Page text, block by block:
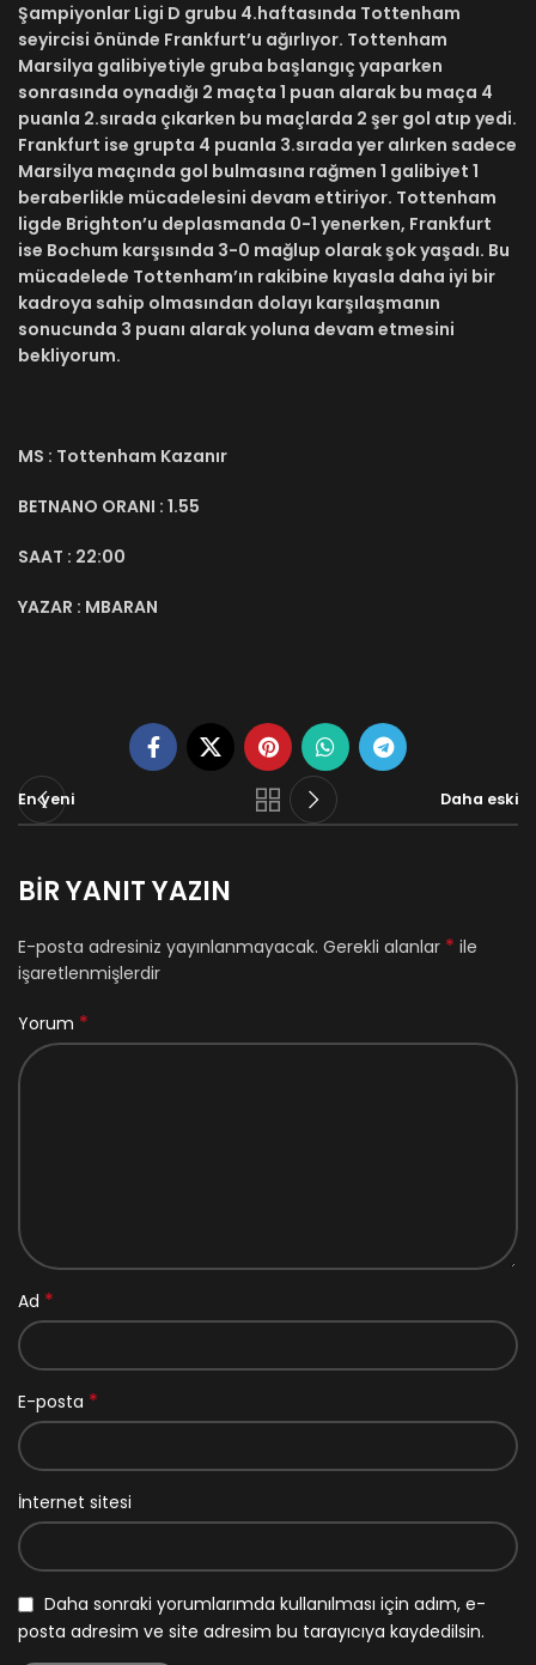
Şampiyonlar Ligi D grubu 4.haftasında Tottenham
seyircisi önünde Frankfurt’u ağırlıyor. Tottenham
Marsilya galibiyetiyle gruba başlangıç yaparken
sonrasında oynadığı 2 maçta 1 puan alarak bu maça 4
puanla 2.sırada çıkarken bu maçlarda 2 şer gol atıp yedi.
Frankfurt ise grupta 4 puanla 3.sırada yer alırken sadece
Marsilya maçında gol bulmasına rağmen 1 galibiyet 1
beraberlikle mücadelesini devam ettiriyor. Tottenham
ligde Brighton’u deplasmanda 0-1 yenerken, Frankfurt
ise Bochum karşısında 3-0 mağlup olarak şok yaşadı. Bu
mücadelede Tottenham’ın rakibine kıyasla daha iyi bir
kadroya sahip olmasından dolayı karşılaşmanın
sonucunda 3 puanı alarak yoluna devam etmesini
bekliyorum.
MS : Tottenham Kazanır
BETNANO ORANI : 1.55
SAAT : 22:00
YAZAR : MBARAN
En yeni Daha eski
BIR YANIT YAZIN
E-posta adresiniz yayınlanmayacak. Gerekli alanlar * ile
işaretlenmişlerdir
Yorum *
Ad *
E-posta *
İnternet sitesi
Daha sonraki yorumlarımda kullanılması için adım, e-
posta adresim ve site adresim bu tarayıcıya kaydedilsin.